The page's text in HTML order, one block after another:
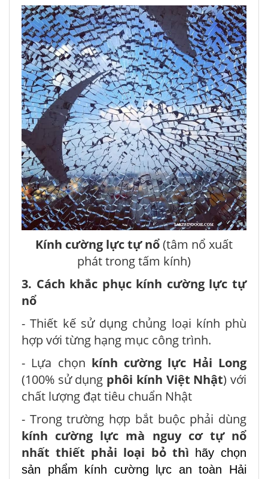
Kính cường lực tự nổ(tâm nổ xuất
phát trong tấm kính)
3. Cách khắc phục kính cường lực tự
nổ
- Thiết kế sử dụng chủng loại kính phù
hợp với từng hạng mục công trình.
- Lựa chọn kính cường lực Hải Long
(100% sử dụng phôi kính Việt Nhật) với
chất lượng đạt tiêu chuẩn Nhật
- Trong trường hợp bắt buộc phải dùng
kính cường lực mà nguy cơ tự nổ
nhất thiết phải loại bỏ thì
hãy chọn
sản phẩm kính cường lực an toàn Hải